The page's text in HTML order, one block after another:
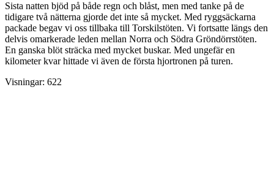
Sista natten bjöd på både regn och blåst, men med tanke på de
tidigare två nätterna gjorde det inte så mycket. Med ryggsäckarna
packade begav vi oss tillbaka till Torskilstöten. Vi fortsatte längs den
delvis omarkerade leden mellan Norra och Södra Gröndörrstöten.
En ganska blöt sträcka med mycket buskar. Med ungefär en
kilometer kvar hittade vi även de första hjortronen på turen.
Visningar: 622